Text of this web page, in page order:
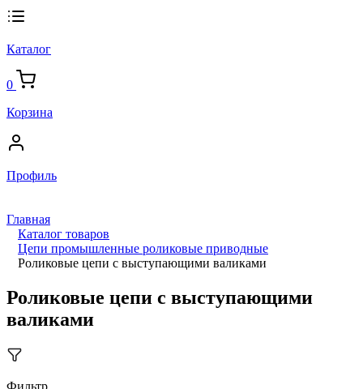
Каталог
0
Корзина
Профиль
Главная
Каталог товаров
Цепи промышленные роликовые приводные
Роликовые цепи с выступающими валиками
Роликовые цепи с выступающими
валиками
Фильтр